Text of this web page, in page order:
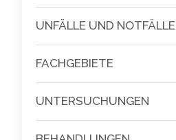
UNFÄLLE UND NOTFÄLLE
FACHGEBIETE
UNTERSUCHUNGEN